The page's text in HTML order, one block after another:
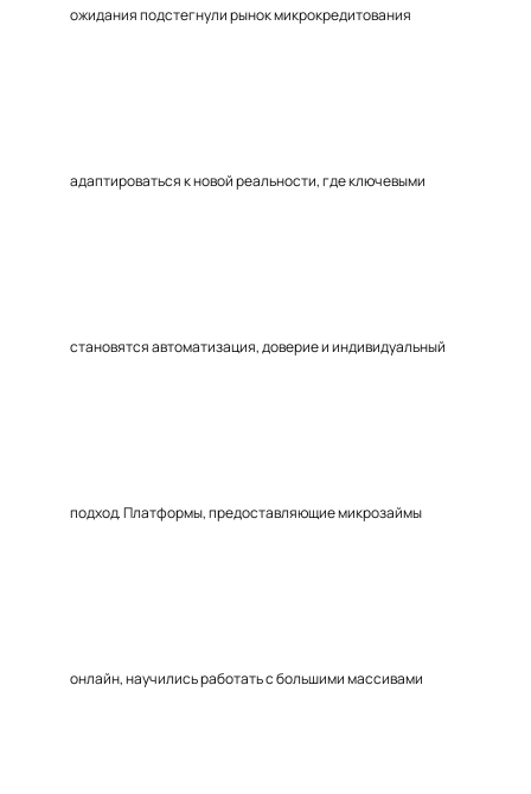
ожидания подстегнули рынок микрокредитования
адаптироваться к новой реальности, где ключевыми
становятся автоматизация, доверие и индивидуальный
подход. Платформы, предоставляющие микрозаймы
онлайн, научились работать с большими массивами